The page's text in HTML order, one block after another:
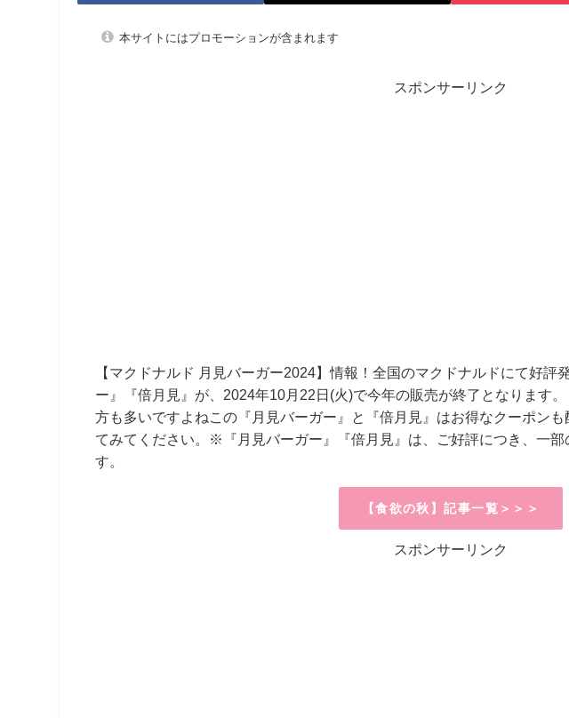
本サイトにはプロモーションが含まれます
スポンサーリンク
【マクドナルド 月見バーガー2024】情報！全国のマクドナルドにて好評
ー』『倍月見』が、2024年10月22日(火)で今年の販売が終了となります
方も多いですよねこの『月見バーガー』と『倍月見』はお得なクーポンも
てみてください。※『月見バーガー』『倍月見』は、ご好評につき、一部
す。
【食欲の秋】記事一覧＞＞＞
スポンサーリンク